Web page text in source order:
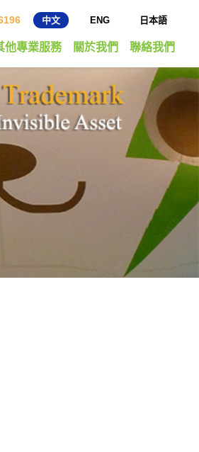
中文 ENG 日本語
他專業服務 關於我們 聯絡我們